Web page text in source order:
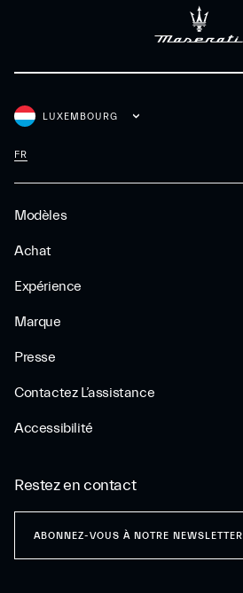
Modèles
Achat
Expérience
Marque
Presse
Contactez L’assistance
Accessibilité
LUXEMBOURG
FR
Restez en contact
ABONNEZ-VOUS À NOTRE NEWSLETTER